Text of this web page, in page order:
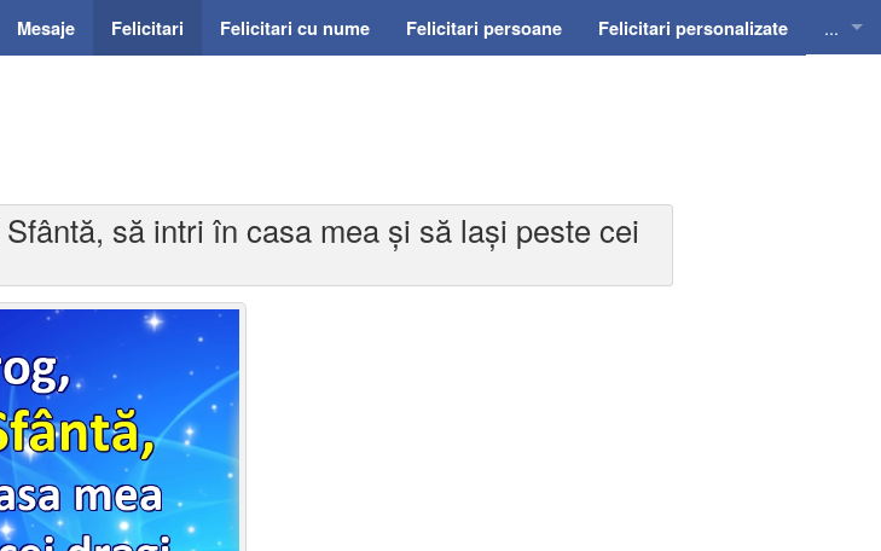
Mesaje Felicitari Felicitari cu nume Felicitari persoane Felicitari personalizate ...
să intri în casa mea și să lași peste cei